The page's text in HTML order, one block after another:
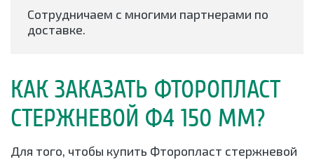
Сотрудничаем с многими партнерами по
доставке.
КАК ЗАКАЗАТЬ ФТОРОПЛАСТ
СТЕРЖНЕВОЙ Ф4 150 ММ?
Для того, чтобы купить Фторопласт стержневой